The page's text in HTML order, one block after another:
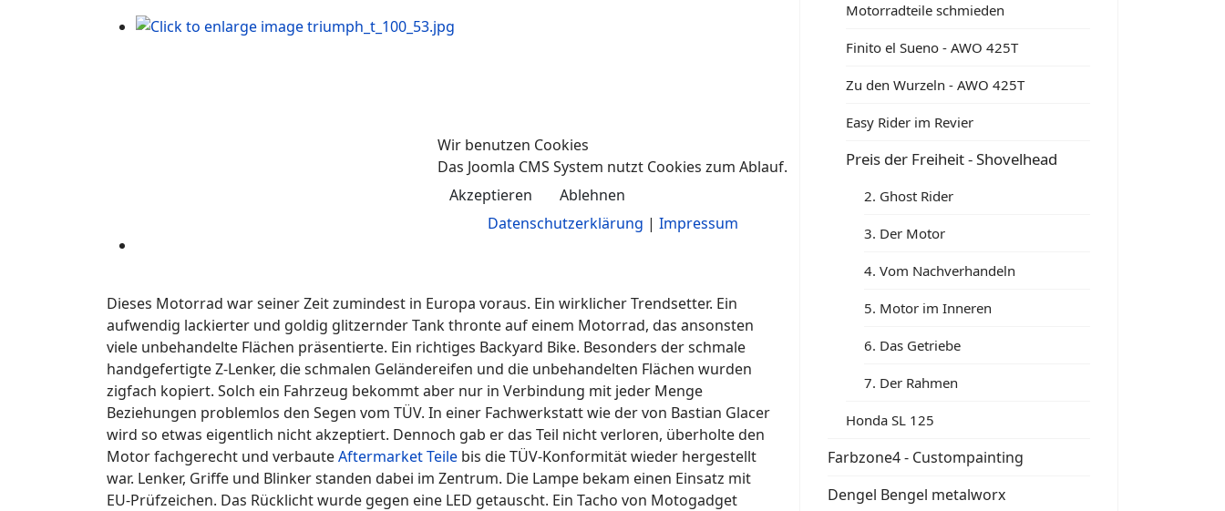
Dieses Motorrad war seiner Zeit zumindest in Europa voraus. Ein wirklicher Trendsetter. Ein
aufwendig lackierter und goldig glitzernder Tank thronte auf einem Motorrad, das ansonsten
viele unbehandelte Flächen präsentierte. Ein richtiges Backyard Bike. Besonders der schmale
handgefertigte Z-Lenker, die schmalen Geländereifen und die unbehandelten Flächen wurden
zigfach kopiert. Solch ein Fahrzeug bekommt aber nur in Verbindung mit jeder Menge
Beziehungen problemlos den Segen vom TÜV. In einer Fachwerkstatt wie der von Bastian Glacer
wird so etwas eigentlich nicht akzeptiert. Dennoch gab er das Teil nicht verloren, überholte den
Motor fachgerecht und verbauteAftermarket Teile bis die TÜV-Konformität wieder hergestellt
war. Lenker, Griffe und Blinker standen dabei im Zentrum. Die Lampe bekam einen Einsatz mit
EU-Prüfzeichen. Das Rücklicht wurde gegen eine LED getauscht. Ein Tacho von Motogadget
Motorradteile schmieden
Finito el Sueno - AWO 425T
Zu den Wurzeln - AWO 425T
Easy Rider im Revier
Preis der Freiheit - Shovelhead
2. Ghost Rider
3. Der Motor
4. Vom Nachverhandeln
5. Motor im Inneren
6. Das Getriebe
7. Der Rahmen
Honda SL 125
Farbzone4 - Custompainting
Dengel Bengel metalworx
Wir benutzen Cookies
Das Joomla CMS System nutzt Cookies zum Ablauf.
Akzeptieren
Ablehnen
Datenschutzerklärung | Impressum